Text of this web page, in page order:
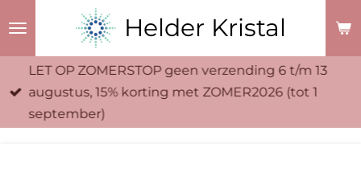
naar
Helder Kristal
LET OP ZOMERSTOP geen verzending 6 t/m 13
augustus, 15% korting met ZOMER2026 (tot 1
september)